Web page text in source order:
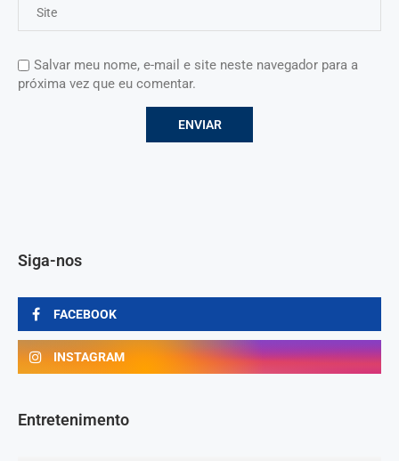
Salvar meu nome, e-mail e site neste navegador para a
próxima vez que eu comentar.
Siga-nos
FACEBOOK
INSTAGRAM
Entretenimento